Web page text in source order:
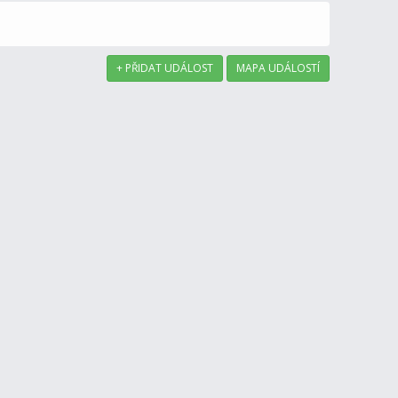
+ PŘIDAT UDÁLOST MAPA UDÁLOSTÍ